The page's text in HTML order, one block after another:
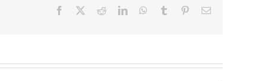
Facebook RedditLinkedInWhatsApp
Tumblr PinterestEmail